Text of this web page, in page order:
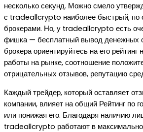
несколько секунд. Можно смело
с tradeallcrypto наиболее быстрый, по
брокерами. Но, у tradeallcrypto есть
фишка — бесплатный вывод денежных
брокера ориентируйтесь на его рейтинг
работы на рынке, соотношение
отрицательных отзывов, репутацию
Каждый трейдер, который оставляет
компании, влияет на общий Рейтинг по
или понижая его. Благодаря наличию
tradeallcrypto работают в